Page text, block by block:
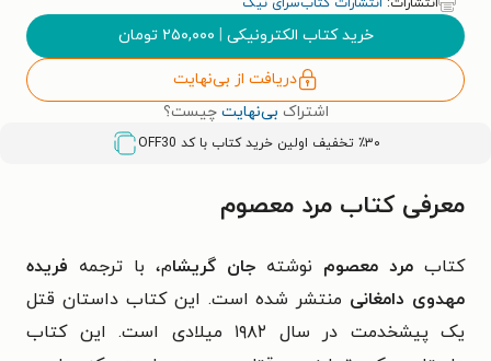
خرید کتاب الکترونیکی | ۲۵۰,۰۰۰ تومان
دریافت از بی‌نهایت
اشتراک بی‌نهایت چیست؟
٪۳۰ تخفیف اولین خرید کتاب با کد OFF30
معرفی کتاب مرد معصوم
کتاب مرد معصوم نوشته جان گریشام، با ترجمه فریده
مهدوی دامغانی منتشر شده است. این کتاب داستان قتل
یک پیشخدمت در سال ۱۹۸۲ میلادی است. این کتاب